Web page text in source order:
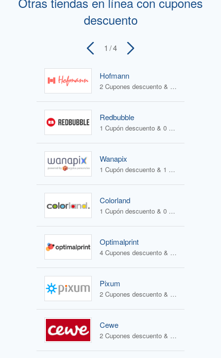
descuento
1 / 4
Hofmann
2 Cupones descuento & 1 Oferta
Redbubble
1 Cupón descuento & 0 Ofertas
Wanapix
1 Cupón descuento & 1 Oferta
Colorland
1 Cupón descuento & 0 Ofertas
Optimalprint
4 Cupones descuento & 3 Ofertas
Pixum
2 Cupones descuento & 1 Oferta
Cewe
2 Cupones descuento & 1 Oferta